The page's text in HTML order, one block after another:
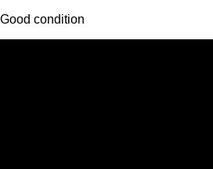
condition